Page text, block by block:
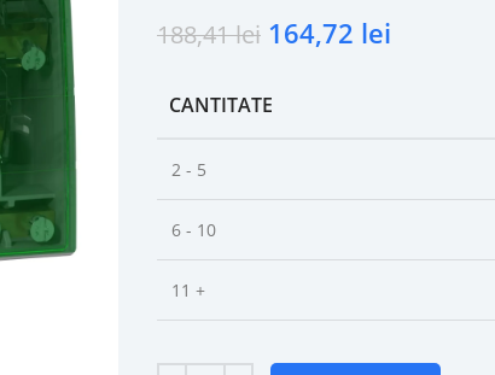
188,41lei 164,72 lei
CANTITATE
2 - 5
6 - 10
11 +